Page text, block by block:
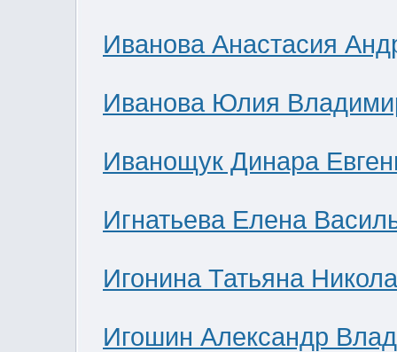
Иванова Анастасия
Иванова Юлия
Иванощук Динара
Игнатьева Елена
Игонина Татьяна
Игошин Александр